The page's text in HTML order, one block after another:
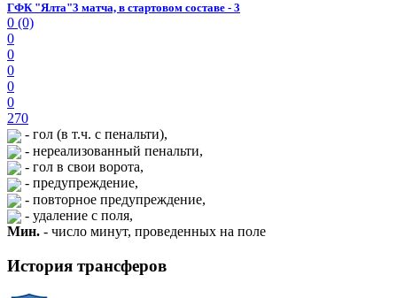
ГФК "Ялта"3 матча, в стартовом составе - 3
0 (0)
0
0
0
0
0
270
- гол (в т.ч. с пенальти),
- нереализованный пенальти,
- гол в свои ворота,
- предупреждение,
- повторное предупреждение,
- удаление с поля,
Мин. - число минут, проведенных на поле
История трансферов